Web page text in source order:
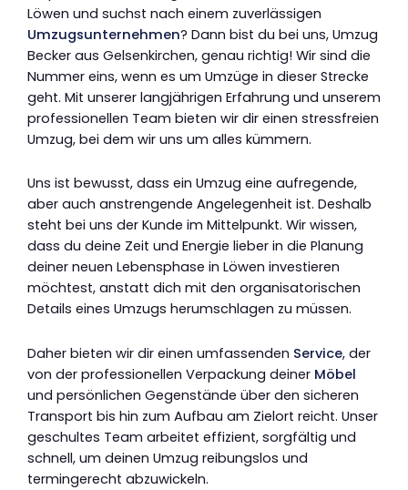
Löwen und suchst nach einem zuverlässigen
Umzugsunternehmen? Dann bist du bei uns, Umzug
Becker aus Gelsenkirchen, genau richtig! Wir sind die
Nummer eins, wenn es um Umzüge in dieser Strecke
geht. Mit unserer langjährigen Erfahrung und unserem
professionellen Team bieten wir dir einen stressfreien
Umzug, bei dem wir uns um alles kümmern.
Uns ist bewusst, dass ein Umzug eine aufregende,
aber auch anstrengende Angelegenheit ist. Deshalb
steht bei uns der Kunde im Mittelpunkt. Wir wissen,
dass du deine Zeit und Energie lieber in die Planung
deiner neuen Lebensphase in Löwen investieren
möchtest, anstatt dich mit den organisatorischen
Details eines Umzugs herumschlagen zu müssen.
Daher bieten wir dir einen umfassenden Service, der
von der professionellen Verpackung deiner Möbel
und persönlichen Gegenstände über den sicheren
Transport bis hin zum Aufbau am Zielort reicht. Unser
geschultes Team arbeitet effizient, sorgfältig und
schnell, um deinen Umzug reibungslos und
termingerecht abzuwickeln.